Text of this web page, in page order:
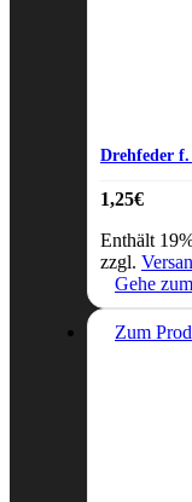
Drehfeder
1,25€
Enthält
zzgl.
Gehe
Zum